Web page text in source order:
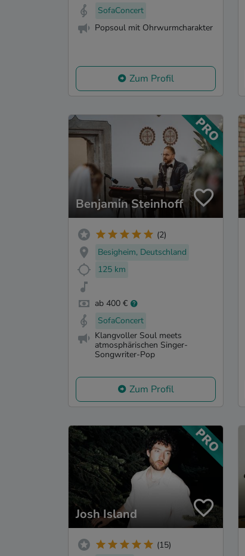
SofaConcert
Popsoul mit Ohrwurmcharakter
Zum Profil
Benjamin Steinhoff
(2)
Besigheim, Deutschland
125 km
ab 400 €
SofaConcert
Klangvoller Soul meets
atmosphärischen Singer-
Songwriter-Pop
Zum Profil
Josh Island
(15)